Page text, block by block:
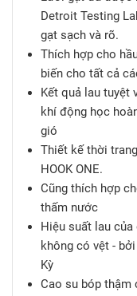
Detroit Testing
gạt sạch và rõ.
Thích hợp cho
biến cho tất cả
Kết quả lau tuyệt
khí động học
gió
Thiết kế thời
HOOK ONE.
Cũng thích hợp
thấm nước
Hiệu suất lau
không có vệt -
Kỳ
Cao su bóp thậm